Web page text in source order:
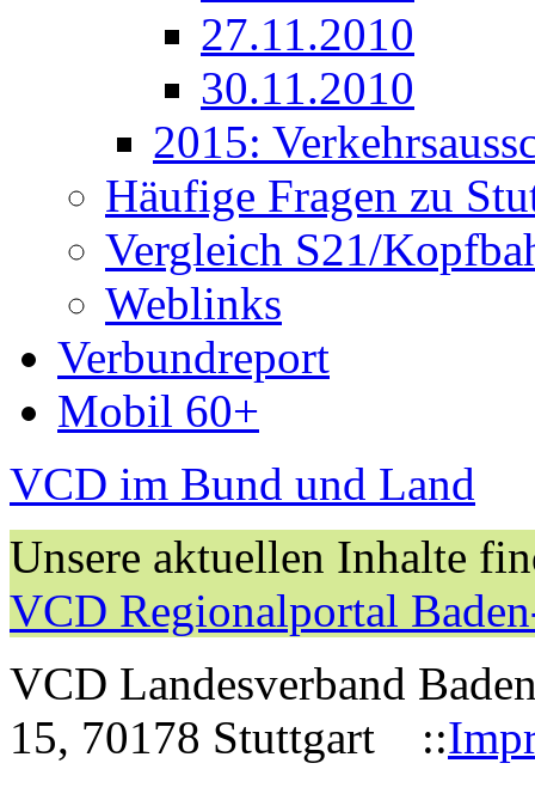
27.11.2010
30.11.2010
2015:
Häufige Fragen zu
Vergleich S21/
Weblinks
Verbundreport
Mobil 60+
VCD im Bund und Land
Unsere aktuellen Inhalte
VCD Regionalportal
VCD Landesverband
15, 70178 Stuttgart ::